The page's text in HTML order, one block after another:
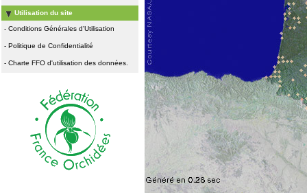
Utilisation du site
- Conditions Générales d'Utilisation
- Politique de Confidentialité
- Charte FFO d'utilisation des données.